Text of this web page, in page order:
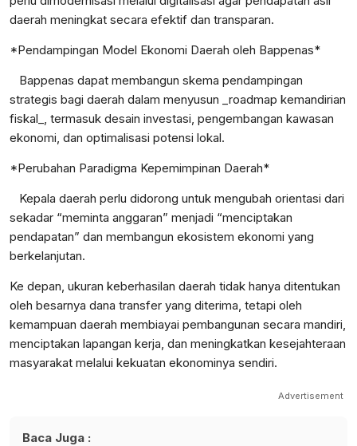
daerah meningkat secara efektif dan transparan.
*Pendampingan Model Ekonomi Daerah oleh Bappenas*
Bappenas dapat membangun skema pendampingan
strategis bagi daerah dalam menyusun _roadmap kemandirian
fiskal_, termasuk desain investasi, pengembangan kawasan
ekonomi, dan optimalisasi potensi lokal.
*Perubahan Paradigma Kepemimpinan Daerah*
Kepala daerah perlu didorong untuk mengubah orientasi dari
sekadar “meminta anggaran” menjadi “menciptakan
pendapatan” dan membangun ekosistem ekonomi yang
berkelanjutan.
Ke depan, ukuran keberhasilan daerah tidak hanya ditentukan
oleh besarnya dana transfer yang diterima, tetapi oleh
kemampuan daerah membiayai pembangunan secara mandiri,
menciptakan lapangan kerja, dan meningkatkan kesejahteraan
masyarakat melalui kekuatan ekonominya sendiri.
Advertisement
Baca Juga :